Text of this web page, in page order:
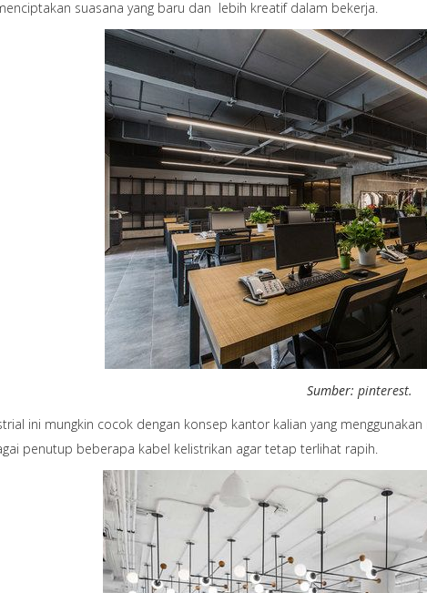
suasana yang baru dan lebih kreatif dalam bekerja.
Sumber: pinterest.
ini mungkin cocok dengan konsep kantor kalian yang
penutup beberapa kabel kelistrikan agar tetap terlihat rapih.